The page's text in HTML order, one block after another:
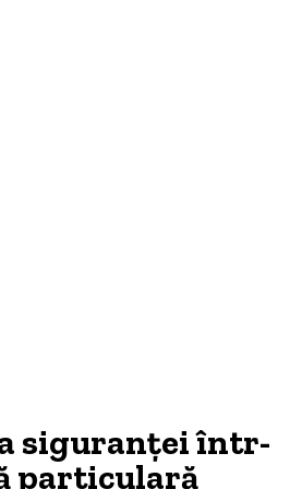
siguranței într-
particulară